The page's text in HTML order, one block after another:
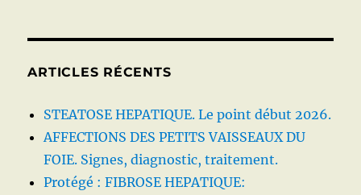
ARTICLES RÉCENTS
STEATOSE HEPATIQUE. Le point début 2026.
AFFECTIONS DES PETITS VAISSEAUX DU
FOIE. Signes, diagnostic, traitement.
Protégé : FIBROSE HEPATIQUE: